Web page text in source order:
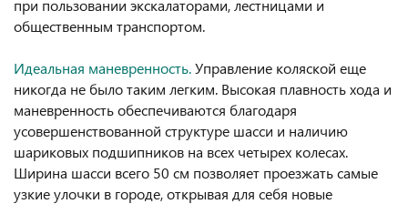
при пользовании экскалаторами, лестницами и
общественным транспортом.
Идеальная маневренность.Управление коляской еще
никогда не было таким легким. Высокая плавность хода и
маневренность обеспечиваются благодаря
усовершенствованной структуре шасси и наличию
шариковых подшипников на всех четырех колесах.
Ширина шасси всего 50 см позволяет проезжать самые
узкие улочки в городе, открывая для себя новые